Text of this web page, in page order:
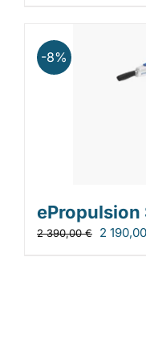
390,00
-8%
ePropulsion
2 390,00€ 2 190,00